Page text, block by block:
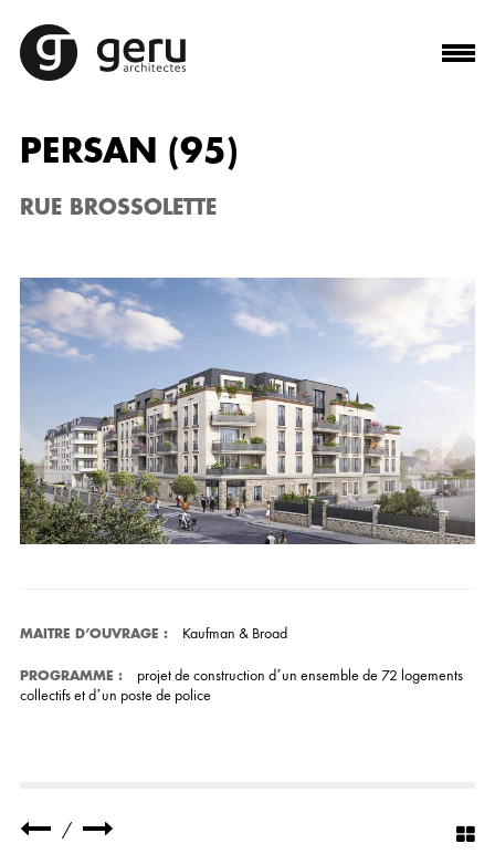
PERSAN (95)
RUE BROSSOLETTE
MAITRE D’OUVRAGE : Kaufman & Broad
PROGRAMME :
projet de construction d’un ensemble de 72 logements
collectifs et d’un poste de police
/